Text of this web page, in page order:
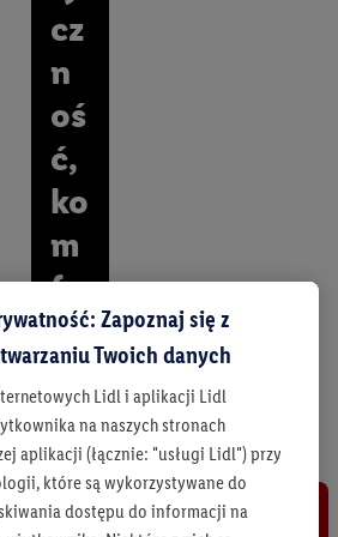
cz
n
oś
ć,
ko
m
fo
rt.
d
k
r
w
Zapoznaj się z
Twoich danych
Lidl i aplikacji Lidl
na naszych stronach
aplikacji (łącznie: "usługi Lidl") przy
które są wykorzystywane do
dostępu do informacji na